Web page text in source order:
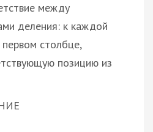
между
деления: к каждой
столбце,
позицию из